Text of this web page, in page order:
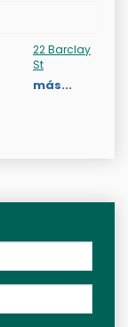
22 Barclay
St
más...